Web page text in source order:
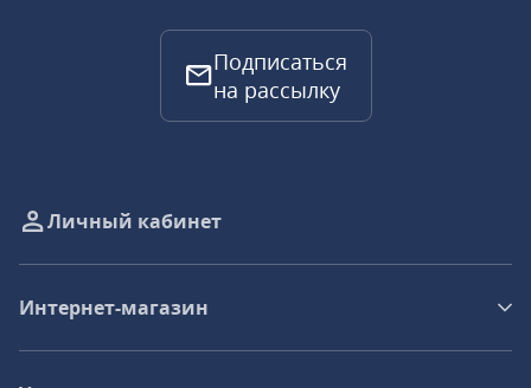
Подписаться
на рассылку
Личный кабинет
Интернет-магазин